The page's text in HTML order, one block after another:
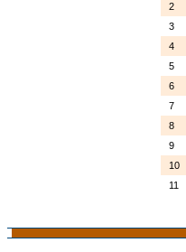
2
3
4
5
6
7
8
9
10
11